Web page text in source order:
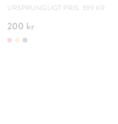
URSPRUNGLIGT PRIS: 399 KR
200 kr